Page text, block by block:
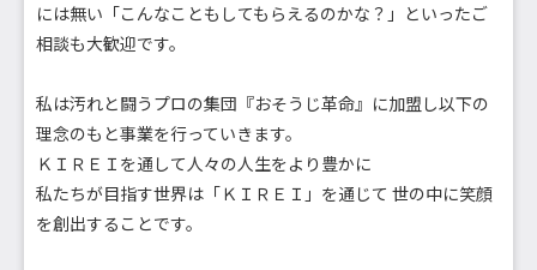
には無い「こんなこともしてもらえるのかな？」といったご
相談も大歓迎です。
私は汚れと闘うプロの集団『おそうじ革命』に加盟し以下の
理念のもと事業を行っていきます。
ＫＩＲＥＩを通して人々の人生をより豊かに
私たちが目指す世界は「ＫＩＲＥＩ」を通じて 世の中に笑顔
を創出することです。